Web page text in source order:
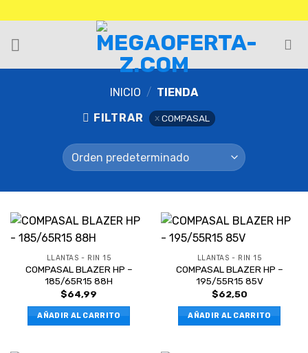
INICIO / TIENDA
FILTRAR
COMPASAL
LLANTAS - RIN 15
COMPASAL BLAZER HP –
185/65R15 88H
$64,99
AÑADIR AL CARRITO
LLANTAS - RIN 15
COMPASAL BLAZER HP –
195/55R15 85V
$62,50
AÑADIR AL CARRITO